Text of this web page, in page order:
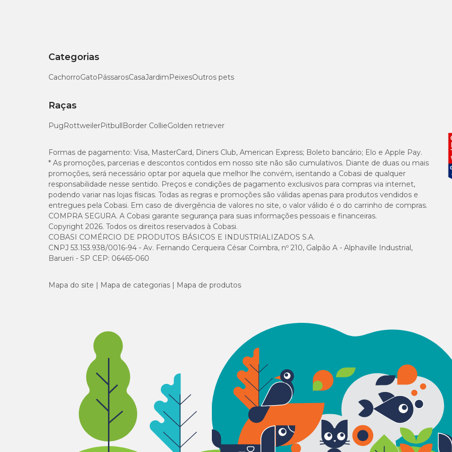
Zinco 2.100
Categorias
CachorroGatoPássarosCasaJardimPeixesOutros pets
Raças
PugRottweilerPitbullBorder CollieGolden retriever
Formas de pagamento: Visa, MasterCard, Diners Club, American Express; Boleto bancário; Elo e Apple Pay.
* As promoções, parcerias e descontos contidos em nosso site não são cumulativos. Diante de duas ou mais
promoções, será necessário optar por aquela que melhor lhe convém, isentando a Cobasi de qualquer
responsabilidade nesse sentido. Preços e condições de pagamento exclusivos para compras via internet,
podendo variar nas lojas físicas. Todas as regras e promoções são válidas apenas para produtos vendidos e
entregues pela Cobasi. Em caso de divergência de valores no site, o valor válido é o do carrinho de compras.
COMPRA SEGURA. A Cobasi garante segurança para suas informações pessoais e financeiras.
Copyright 2026. Todos os direitos reservados à Cobasi.
COBASI COMÉRCIO DE PRODUTOS BÁSICOS E INDUSTRIALIZADOS S.A.
CNPJ 53.153.938/0016-94 - Av. Fernando Cerqueira César Coimbra, nº 210, Galpão A - Alphaville Industrial,
Barueri - SP CEP: 06465-060
Mapa do site Mapa de categorias Mapa de produtos